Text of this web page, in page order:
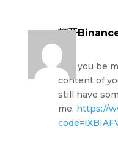
打开
am
Can you be
content of
still have
me. https://